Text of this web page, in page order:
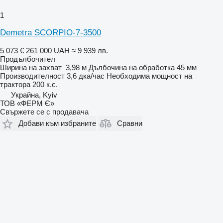
1
Demetra SCORPIO-7-3500
5 073 € 261 000 UAH ≈ 9 939 лв.
Продълбочител
Ширина на захват 3,98 м Дълбочина на обработка 45 мм
Производителност 3,6 дка/час Необходима мощност на
трактора 200 к.с.
Украйна, Kyiv
ТОВ «ФЕРМ Є»
Свържете се с продавача
Добави към избраните
Сравни